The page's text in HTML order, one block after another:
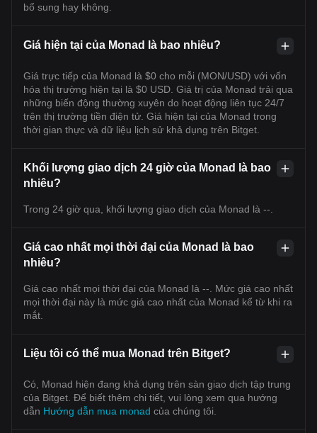
bổ sung hay không.
Giá hiện tại của Monad là bao nhiêu?
Giá trực tiếp của Monad là $0 cho mỗi (MON/USD) với vốn
hóa thị trường hiện tại là $0 USD. Giá trị của Monad trải qua
những biến động thường xuyên do hoạt động liên tục 24/7
trên thị trường tiền điện tử. Giá hiện tại của Monad trong
thời gian thực và dữ liệu lịch sử khả dụng trên Bitget.
Khối lượng giao dịch 24 giờ của Monad là bao
nhiêu?
Trong 24 giờ qua, khối lượng giao dịch của Monad là --.
Giá cao nhất mọi thời đại của Monad là bao
nhiêu?
Giá cao nhất mọi thời đại của Monad là --. Mức giá cao nhất
mọi thời đại này là mức giá cao nhất của Monad kể từ khi ra
mắt.
Liệu tôi có thể mua Monad trên Bitget?
Có, Monad hiện đang khả dụng trên sàn giao dịch tập trung
của Bitget. Để biết thêm chi tiết, vui lòng xem qua hướng
dẫn Hướng dẫn mua monad của chúng tôi.